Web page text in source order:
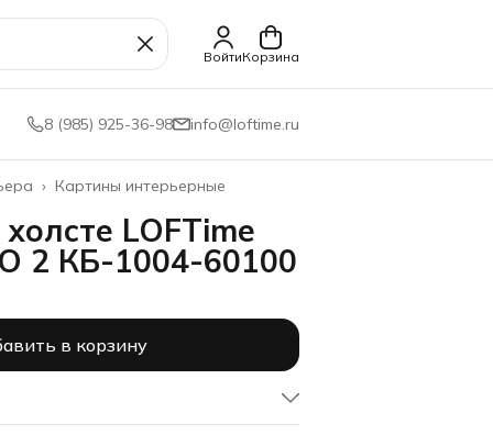
ВойтиКорзина
8 (985) 925-36-98 info@loftime.ru
Картины интерьерные
›
LOFTime
2 КБ-1004-60100
в корзину